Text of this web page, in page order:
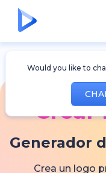
Would you like to
Crear
Generador
Crea un logo